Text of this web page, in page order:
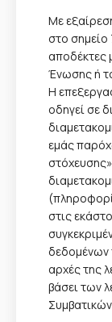
Με
στο
αποδέκτες
Ένωσης ή
Η
οδηγεί σε
εμάς
στις
δεδομένων
αρχές της
βάσει των